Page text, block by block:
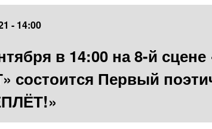
- 14:00
в 14:00 на 8-й
состоится Первый